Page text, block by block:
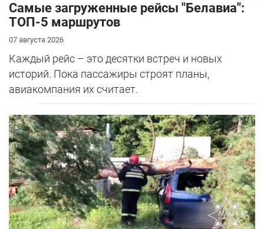
Самые загруженные рейсы "Белавиа":
ТОП-5 маршрутов
07 августа 2026
Каждый рейс – это десятки встреч и новых
историй. Пока пассажиры строят планы,
авиакомпания их считает.